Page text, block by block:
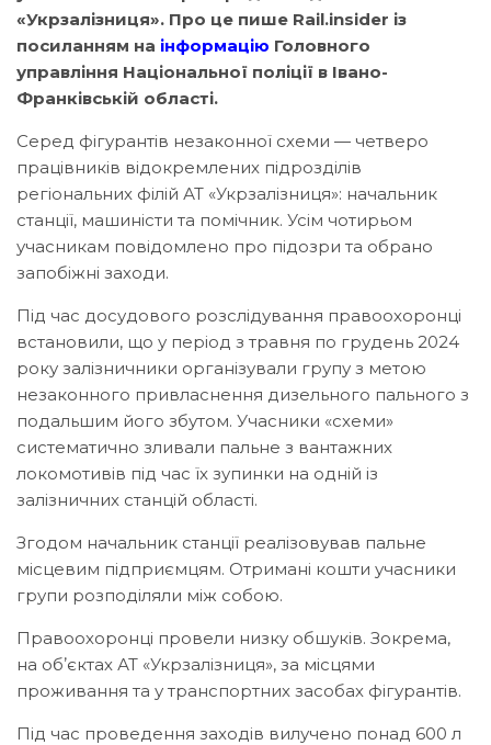
«Укрзалізниця». Про це пише Rail.insider із
посиланням на інформацію Головного
управління Національної поліції в Івано-
Франківській області.
Серед фігурантів незаконної схеми — четверо
працівників відокремлених підрозділів
регіональних філій АТ «Укрзалізниця»: начальник
станції, машиністи та помічник. Усім чотирьом
учасникам повідомлено про підозри та обрано
запобіжні заходи.
Під час досудового розслідування правоохоронці
встановили, що у період з травня по грудень 2024
року залізничники організували групу з метою
незаконного привласнення дизельного пального з
подальшим його збутом. Учасники «схеми»
систематично зливали пальне з вантажних
локомотивів під час їх зупинки на одній із
залізничних станцій області.
Згодом начальник станції реалізовував пальне
місцевим підприємцям. Отримані кошти учасники
групи розподіляли між собою.
Правоохоронці провели низку обшуків. Зокрема,
на обʼєктах АТ «Укрзалізниця», за місцями
проживання та у транспортних засобах фігурантів.
Під час проведення заходів вилучено понад 600 л